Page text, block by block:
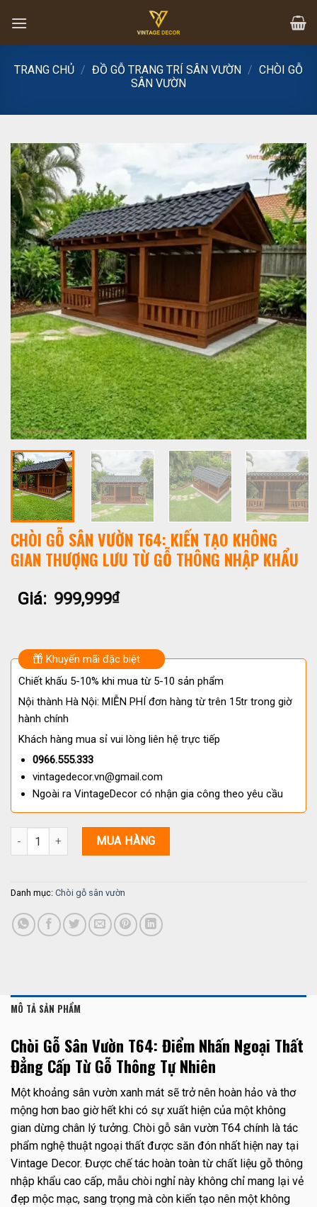
content
TRANG CHỦ / ĐỒ GỖ TRANG TRÍ SÂN VƯỜN / CHÒI GỖ
SÂN VƯỜN
CHÒI GỖ SÂN VƯỜN T64: KIẾN TẠO KHÔNG
GIAN THƯỢNG LƯU TỪ GỖ THÔNG NHẬP KHẨU
Giá: 999,999₫
Khuyến mãi đặc biệt
Chiết khấu 5-10% khi mua từ 5-10 sản phẩm
Nội thành Hà Nội: MIỄN PHÍ đơn hàng từ trên 15tr trong giờ
hành chính
Khách hàng mua sỉ vui lòng liên hệ trực tiếp
0966.555.333
vintagedecor.vn@gmail.com
Ngoài ra VintageDecor có nhận gia công theo yêu cầu
Chòi Gỗ Sân Vườn T64: Kiến Tạo Không Gian Thượng Lưu Từ Gỗ
MUA HÀNG
Danh mục: Chòi gỗ sân vườn
MÔ TẢ SẢN PHẨM
Chòi Gỗ Sân Vườn T64: Điểm Nhấn Ngoại Thất
Đẳng Cấp Từ Gỗ Thông Tự Nhiên
Một khoảng sân vườn xanh mát sẽ trở nên hoàn hảo và thơ
mộng hơn bao giờ hết khi có sự xuất hiện của một không
gian dừng chân lý tưởng. Chòi gỗ sân vườn T64 chính là tác
phẩm nghệ thuật ngoại thất được săn đón nhất hiện nay tại
Vintage Decor. Được chế tác hoàn toàn từ chất liệu gỗ thông
nhập khẩu cao cấp, mẫu chòi nghỉ này không chỉ mang lại vẻ
đẹp mộc mạc, sang trọng mà còn kiến tạo nên một không